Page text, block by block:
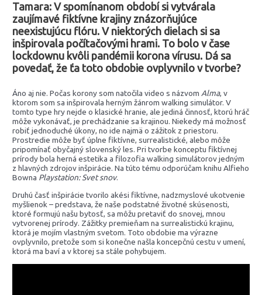
Tamara: V spomínanom období si vytvárala
zaujímavé fiktívne krajiny znázorňujúce
neexistujúcu flóru. V niektorých dielach si sa
inšpirovala počítačovými hrami. To bolo v čase
lockdownu kvôli pandémii korona vírusu. Dá sa
povedať, že ťa toto obdobie ovplyvnilo v tvorbe?
Áno aj nie. Počas korony som natočila video s názvomAlma, v
ktorom som sa inšpirovala herným žánrom walking simulátor. V
tomto type hry nejde o klasické hranie, ale jediná činnosť, ktorú hráč
môže vykonávať, je prechádzanie sa krajinou. Niekedy má možnosť
robiť jednoduché úkony, no ide najmä o zážitok z priestoru.
Prostredie môže byť úplne fiktívne, surrealistické, alebo môže
pripomínať obyčajný slovenský les. Pri tvorbe konceptu fiktívnej
prírody bola herná estetika a filozofia walking simulátorov jedným
z hlavných zdrojov inšpirácie. Na túto tému odporúčam knihu Alfieho
Bowna Playstation: Svet snov.
Druhú časť inšpirácie tvorilo akési fiktívne, nadzmyslové ukotvenie
myšlienok – predstava, že naše podstatné životné skúsenosti,
ktoré formujú našu bytosť, sa môžu pretaviť do snovej, mnou
vytvorenej prírody. Zážitky premieňam na surrealistickú krajinu,
ktorá je mojím vlastným svetom. Toto obdobie ma výrazne
ovplyvnilo, pretože som si konečne našla koncepčnú cestu v umení,
ktorá ma baví a v ktorej sa stále pohybujem.